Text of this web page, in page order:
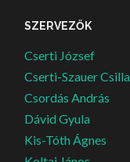
SZERVEZŐK
Cserti József
Cserti-Szauer Csilla
Csordás András
Dávid Gyula
Kis-Tóth Ágnes